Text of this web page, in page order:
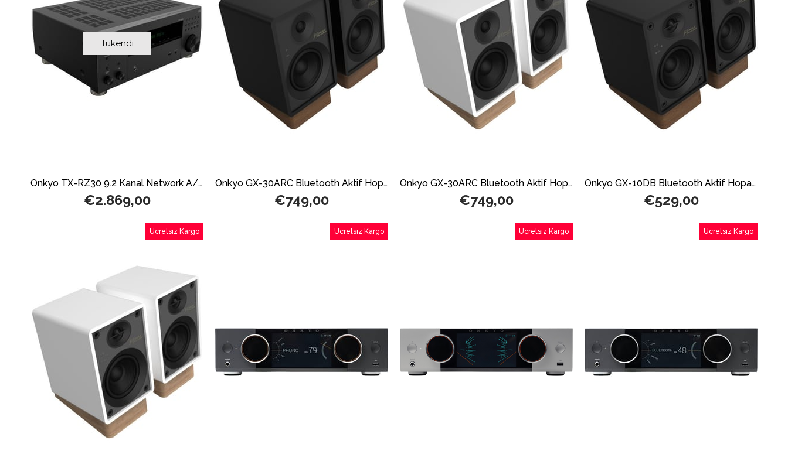
Tükendi
Onkyo TX-RZ30 9.2 Kanal Network A/V Receiver
€2.869,00
Onkyo GX-30ARC Bluetooth Aktif Hoparlör Siyah
€749,00
Onkyo GX-30ARC Bluetooth Aktif Hoparlör Beyaz
€749,00
Onkyo GX-10DB Bluetooth Aktif Hoparlör Siyah
€529,00
Ücretsiz Kargo Ücretsiz Kargo Ücretsiz Kargo Ücretsiz Kargo